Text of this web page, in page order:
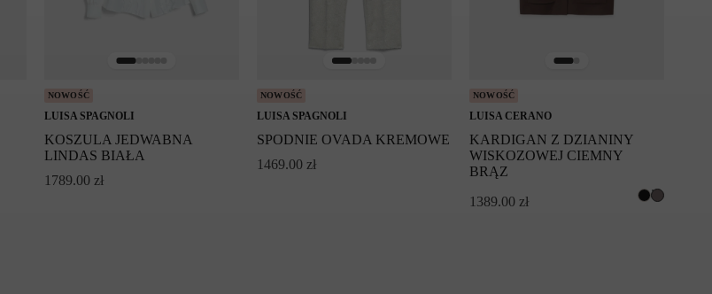
NOWOŚĆ
LUISA SPAGNOLI
KOSZULA JEDWABNA
LINDAS BIAŁA
1789.00 zł
NOWOŚĆ
LUISA SPAGNOLI
SPODNIE OVADA KREMOWE
1469.00 zł
NOWOŚĆ
LUISA CERANO
KARDIGAN Z DZIANINY
WISKOZOWEJ CIEMNY
BRĄZ
1389.00 zł